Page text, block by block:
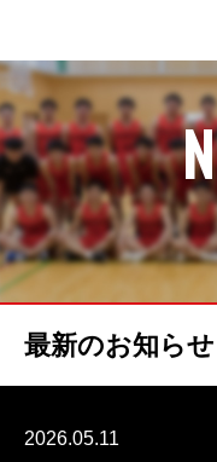
最新のお知らせ
2026.05.11